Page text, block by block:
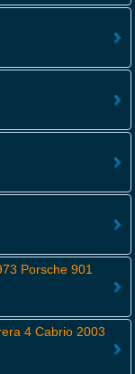
Porsche 901
4 Cabrio 2003